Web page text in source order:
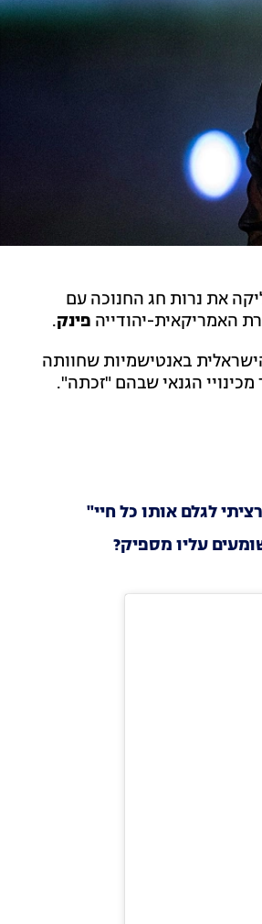
את נרות חג החנוכה עם
האמריקאית-יהודייה פינק.
שיתפה את השחקנית הישראלית באנטישמיות שחוותה
הגנאי שבהם "זכתה".
עליו מספיק?